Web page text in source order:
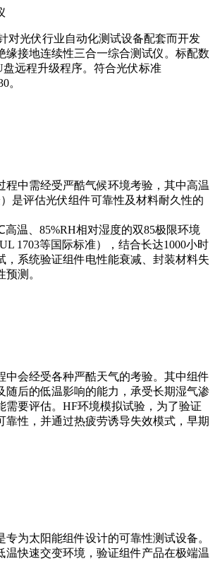
对光伏行业自动化测试设备配套而开发
缘接地连续性三合一综合测试仪。标配数
远程升级程序。符合光伏标准
。
程中需经受严酷气候环境考验，其中高温
是评估光伏组件可靠性及材料耐久性的
温、85%RH相对湿度的双85极限环境
UL 1703等国际标准），结合长达1000小时
，系统验证组件电性能衰减、封装材料失
测。
中会经受各种严酷天气的考验。其中组件
随后的低温影响的能力，承受长期湿气渗
需要评估。HF环境模拟试验，为了验证
靠性，并通过热疲劳诱导失效模式，早期
专为太阳能组件设计的可靠性测试设备。
温快速交变环境，验证组件产品在极端温